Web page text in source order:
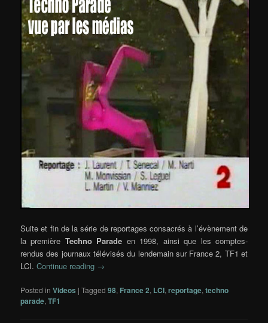
Suite et fin de la série de reportages consacrés à l’évènement de
la première Techno Parade en 1998, ainsi que les comptes-
rendus des journaux télévisés du lendemain sur France 2, TF1 et
LCI.Continue reading →
Posted in Videos |Tagged 98, France 2, LCI,reportage,techno
parade,TF1